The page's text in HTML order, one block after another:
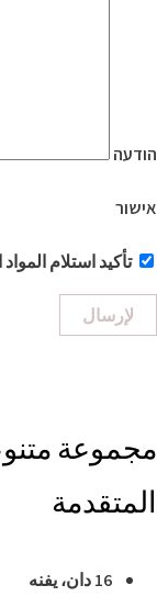
הודעה
אישור
تأكيد استلام
لإرسال
مجموعة
المتقدمة
16 دان، يفنه